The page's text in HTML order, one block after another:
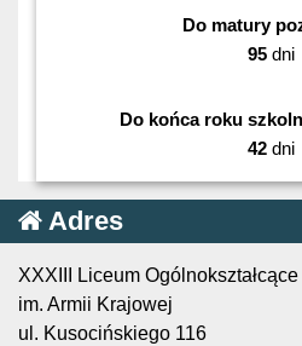
Do matury
95dni
Do końca roku
42dni
Adres
XXXIII Liceum Ogólnokształcące
im. Armii Krajowej
ul. Kusocińskiego 116